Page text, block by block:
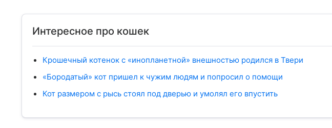
Интересное про кошек
Крошечный котенок с «инопланетной» внешностью родился в Твери
«Бородатый» кот пришел к чужим людям и попросил о помощи
Кот размером с рысь стоял под дверью и умолял его впустить